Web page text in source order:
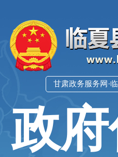
甘肃政务服务网·
政